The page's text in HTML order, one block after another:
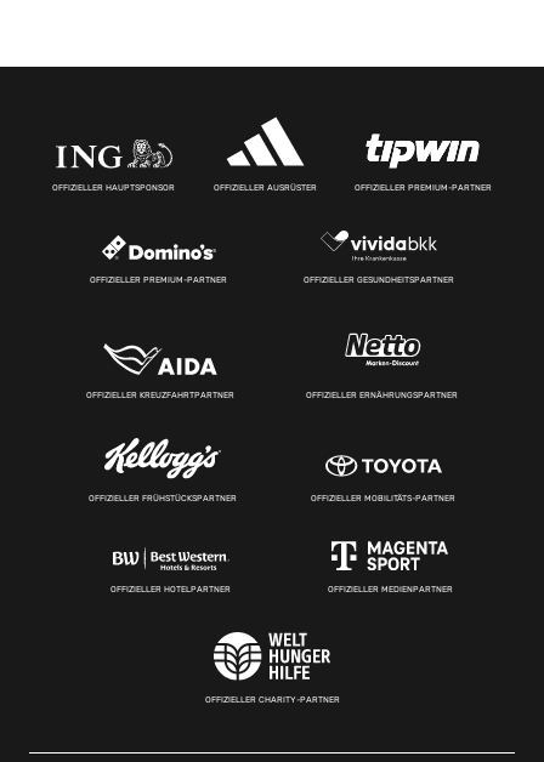
OFFIZIELLER HAUPTSPONSOR OFFIZIELLER AUSRÜSTER OFFIZIELLER PREMIUM-PARTNER
OFFIZIELLER PREMIUM-PARTNER OFFIZIELLER GESUNDHEITSPARTNER
OFFIZIELLER KREUZFAHRTPARTNER OFFIZIELLER ERNÄHRUNGSPARTNER
OFFIZIELLER FRÜHSTÜCKSPARTNER OFFIZIELLER MOBILITÄTS-PARTNER
OFFIZIELLER HOTELPARTNER OFFIZIELLER MEDIENPARTNER
OFFIZIELLER CHARITY-PARTNER